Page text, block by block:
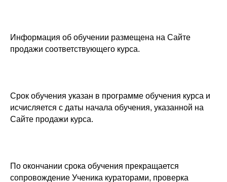
Информация об обучении размещена на Сайте
продажи соответствующего курса.
Срок обучения указан в программе обучения курса и
исчисляется с даты начала обучения, указанной на
Сайте продажи курса.
По окончании срока обучения прекращается
сопровождение Ученика кураторами, проверка